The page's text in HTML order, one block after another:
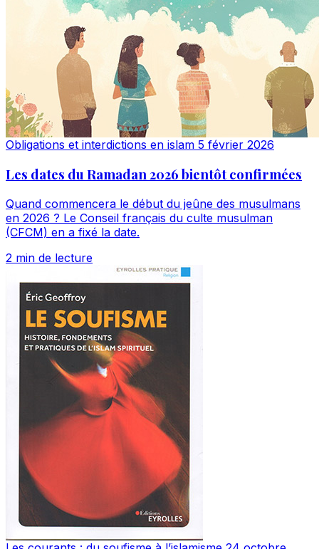
Obligations et interdictions en islam 5 février 2026
Les dates du Ramadan 2026 bientôt confirmées
Quand commencera le début du jeûne des musulmans
en 2026 ? Le Conseil français du culte musulman
(CFCM) en a fixé la date.
2 min de lecture